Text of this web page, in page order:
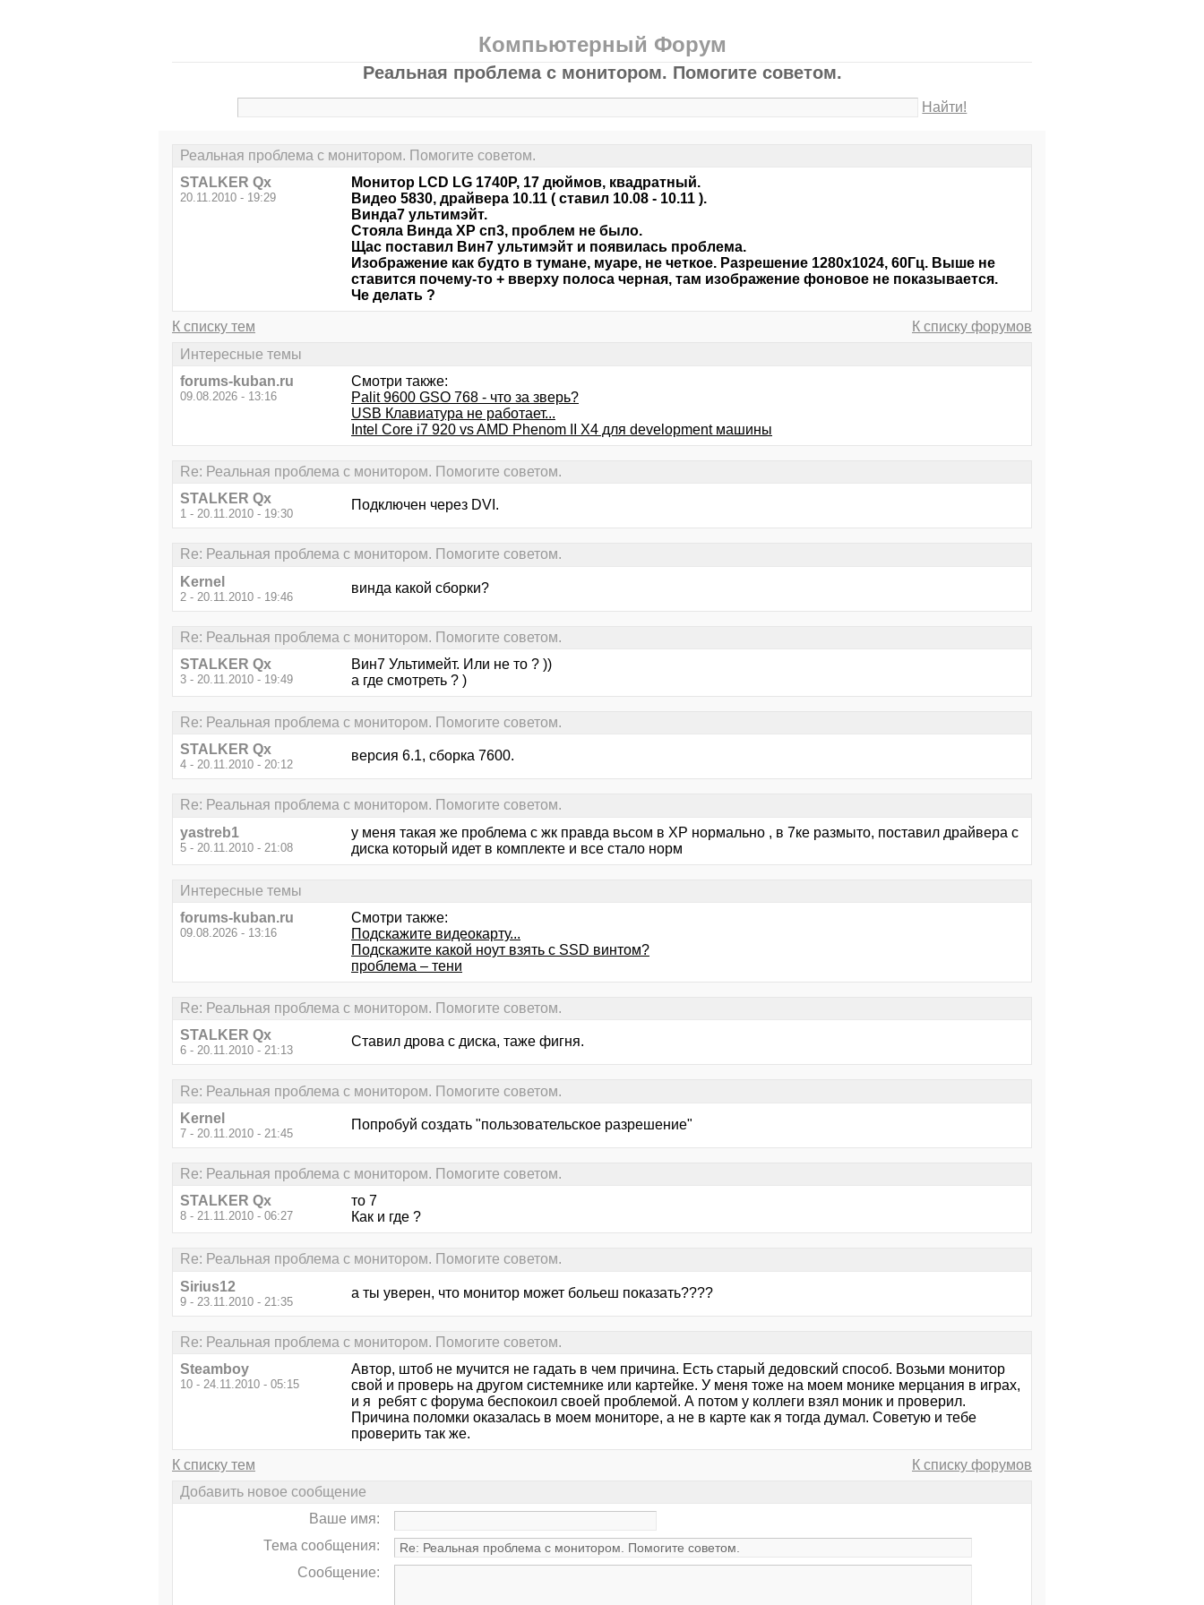
Компьютерный Форум
Реальная проблема с монитором. Помогите советом.
Найти!
Реальная проблема с монитором. Помогите советом.
STALKER Qx
20.11.2010 - 19:29
Монитор LCD LG 1740P, 17 дюймов, квадратный.
Видео 5830, драйвера 10.11 ( ставил 10.08 - 10.11 ).
Винда7 ультимэйт.
Стояла Винда ХР сп3, проблем не было.
Щас поставил Вин7 ультимэйт и появилась проблема.
Изображение как будто в тумане, муаре, не четкое. Разрешение 1280х1024, 60Гц. Выше не
ставится почему-то + вверху полоса черная, там изображение фоновое не показывается.
Че делать ?
К списку тем
К списку форумов
Интересные темы
forums-kuban.ru
09.08.2026 - 13:16
Смотри также:
Palit 9600 GSO 768 - что за зверь?
USB Клавиатура не работает...
Intel Core i7 920 vs AMD Phenom II X4 для development машины
Re: Реальная проблема с монитором. Помогите советом.
STALKER Qx
1 - 20.11.2010 - 19:30
Подключен через DVI.
Re: Реальная проблема с монитором. Помогите советом.
Kernel
2 - 20.11.2010 - 19:46
винда какой сборки?
Re: Реальная проблема с монитором. Помогите советом.
STALKER Qx
3 - 20.11.2010 - 19:49
Вин7 Ультимейт. Или не то ? ))
а где смотреть ? )
Re: Реальная проблема с монитором. Помогите советом.
STALKER Qx
4 - 20.11.2010 - 20:12
версия 6.1, сборка 7600.
Re: Реальная проблема с монитором. Помогите советом.
yastreb1
5 - 20.11.2010 - 21:08
у меня такая же проблема с жк правда вьсом в ХР нормально , в 7ке размыто, поставил драйвера с
диска который идет в комплекте и все стало норм
Интересные темы
forums-kuban.ru
09.08.2026 - 13:16
Смотри также:
Подскажите видеокарту...
Подскажите какой ноут взять с SSD винтом?
проблема – тени
Re: Реальная проблема с монитором. Помогите советом.
STALKER Qx
6 - 20.11.2010 - 21:13
Ставил дрова с диска, таже фигня.
Re: Реальная проблема с монитором. Помогите советом.
Kernel
7 - 20.11.2010 - 21:45
Попробуй создать "пользовательское разрешение"
Re: Реальная проблема с монитором. Помогите советом.
STALKER Qx
8 - 21.11.2010 - 06:27
то 7
Как и где ?
Re: Реальная проблема с монитором. Помогите советом.
Sirius12
9 - 23.11.2010 - 21:35
а ты уверен, что монитор может больеш показать????
Re: Реальная проблема с монитором. Помогите советом.
Steamboy
10 - 24.11.2010 - 05:15
Автор, штоб не мучится не гадать в чем причина. Есть старый дедовский способ. Возьми монитор
свой и проверь на другом системнике или картейке. У меня тоже на моем монике мерцания в играх,
и я ребят с форума беспокоил своей проблемой. А потом у коллеги взял моник и проверил.
Причина поломки оказалась в моем мониторе, а не в карте как я тогда думал. Советую и тебе
проверить так же.
К списку тем
К списку форумов
Добавить новое сообщение
Ваше имя:
Тема сообщения:
Сообщение: